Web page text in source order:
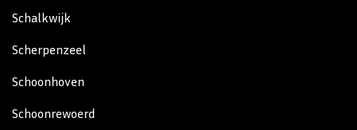
Schalkwijk
Scherpenzeel
Schoonhoven
Schoonrewoerd